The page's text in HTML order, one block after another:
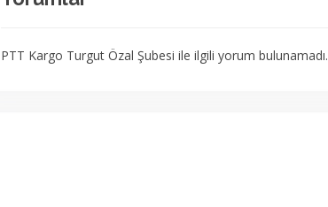
PTT Kargo Turgut Özal Şubesi ile ilgili yorum bulunamadı.